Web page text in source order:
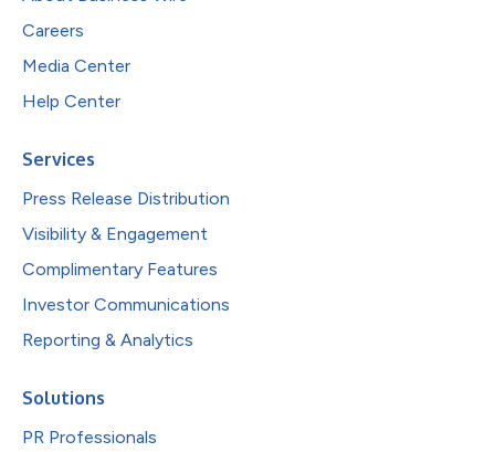
Careers
Media Center
Help Center
Services
Press Release Distribution
Visibility & Engagement
Complimentary Features
Investor Communications
Reporting & Analytics
Solutions
PR Professionals